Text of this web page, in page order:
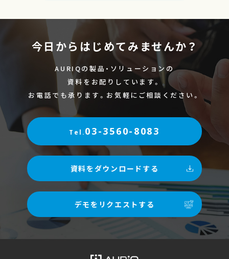
今日からはじめてみませんか？
AURIQの製品・ソリューションの
資料をお配りしています。
お電話でも承ります。お気軽にご相談ください。
Tel.03-3560-8083
資料をダウンロードする
デモをリクエストする